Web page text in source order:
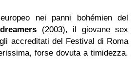
nei panni bohémien del
(2003), il giovane sex
accreditati del Festival di Roma
forse dovuta a timidezza.